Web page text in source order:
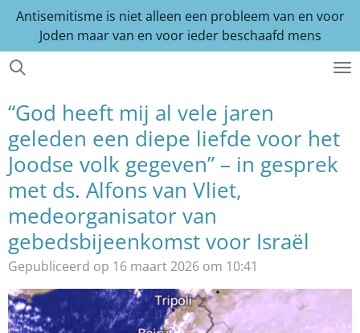
Ga
naar
de
Antisemitisme is niet alleen een probleem van en voor
Joden maar van en voor ieder beschaafd mens
“God heeft mij al vele jaren
geleden een diepe liefde voor het
Joodse volk gegeven” – in gesprek
met ds. Alfons van Vliet,
medeorganisator van
gebedsbijeenkomst voor Israël
Gepubliceerd op 16 maart 2026 om 10:41